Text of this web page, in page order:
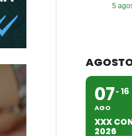
5
07
AGO
16
XXX
2026